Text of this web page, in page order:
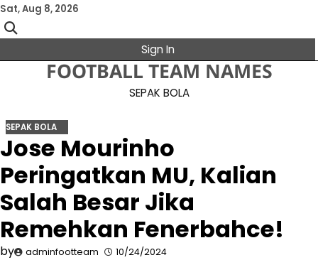
Skip
to
content
Sat, Aug 8, 2026
Sign In
FOOTBALL TEAM NAMES
SEPAK BOLA
SEPAK BOLA
Jose Mourinho
Peringatkan MU, Kalian
Salah Besar Jika
Remehkan Fenerbahce!
by adminfootteam 10/24/2024